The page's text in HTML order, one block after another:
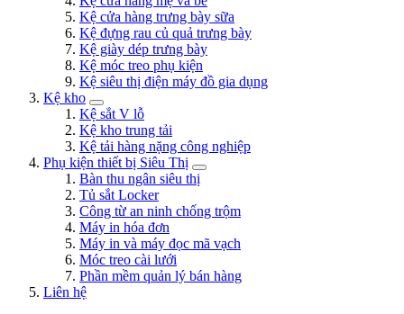
Kệ cửa hàng trưng bày sữa
Kệ đựng rau củ quả trưng bày
Kệ giày dép trưng bày
Kệ móc treo phụ kiện
Kệ siêu thị điện máy đồ gia dụng
Kệ kho
Kệ sắt V lỗ
Kệ kho trung tải
Kệ tải hàng nặng công nghiệp
Phụ kiện thiết bị Siêu Thị
Bàn thu ngân siêu thị
Tủ sắt Locker
Công từ an ninh chống trộm
Máy in hóa đơn
Máy in và máy đọc mã vạch
Móc treo cài lưới
Phần mềm quản lý bán hàng
Liên hệ